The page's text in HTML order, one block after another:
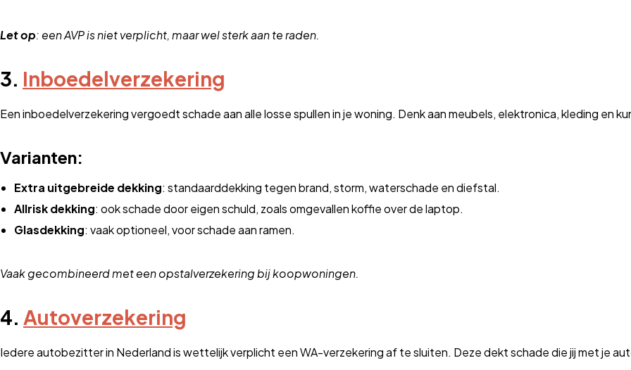
Let op: een AVP is niet verplicht, maar wel sterk aan te raden.
3. Inboedelverzekering
Een inboedelverzekering vergoedt schade aan alle losse spullen in je woning. Denk aan meubels, elektronica, kleding en
Varianten:
Extra uitgebreide dekking: standaarddekking tegen brand, storm, waterschade en diefstal.
Allrisk dekking: ook schade door eigen schuld, zoals omgevallen koffie over de laptop.
Glasdekking: vaak optioneel, voor schade aan ramen.
Vaak gecombineerd met een opstalverzekering bij koopwoningen.
4. Autoverzekering
Iedere autobezitter in Nederland is wettelijk verplicht een WA-verzekering af te sluiten. Deze dekt schade die jij met je